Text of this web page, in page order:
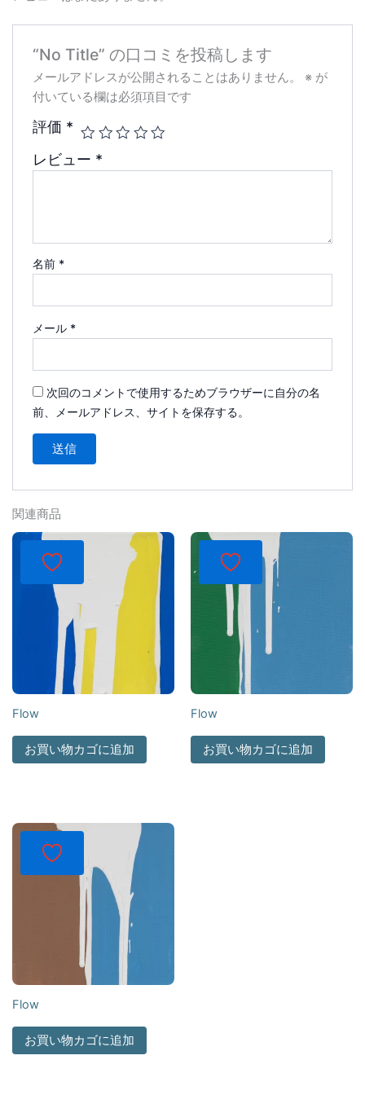
“No Title” の口コミを投稿します
メールアドレスが公開されることはありません。 ※ が
付いている欄は必須項目です
評価 *
レビュー *
名前 *
メール *
次回のコメントで使用するためブラウザーに自分の名
前、メールアドレス、サイトを保存する。
関連商品
Flow
お買い物カゴに追加
Flow
お買い物カゴに追加
Flow
お買い物カゴに追加